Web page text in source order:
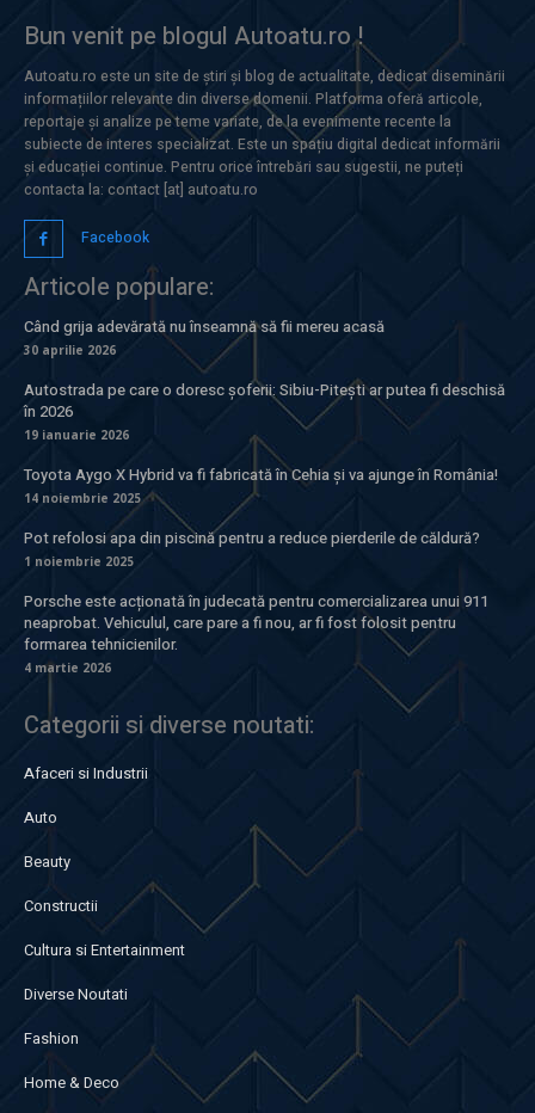
Bun venit pe blogul Autoatu.ro !
Autoatu.ro este un site de știri și blog de actualitate, dedicat diseminării
informațiilor relevante din diverse domenii. Platforma oferă articole,
reportaje și analize pe teme variate, de la evenimente recente la
subiecte de interes specializat. Este un spațiu digital dedicat informării
și educației continue. Pentru orice întrebări sau sugestii, ne puteți
contacta la: contact [at] autoatu.ro
Facebook
Articole populare:
Când grija adevărată nu înseamnă să fii mereu acasă
30 aprilie 2026
Autostrada pe care o doresc șoferii: Sibiu-Pitești ar putea fi deschisă
în 2026
19 ianuarie 2026
Toyota Aygo X Hybrid va fi fabricată în Cehia și va ajunge în România!
14 noiembrie 2025
Pot refolosi apa din piscină pentru a reduce pierderile de căldură?
1 noiembrie 2025
Porsche este acționată în judecată pentru comercializarea unui 911
neaprobat. Vehiculul, care pare a fi nou, ar fi fost folosit pentru
formarea tehnicienilor.
4 martie 2026
Categorii si diverse noutati:
Afaceri si Industrii
Auto
Beauty
Constructii
Cultura si Entertainment
Diverse Noutati
Fashion
Home & Deco